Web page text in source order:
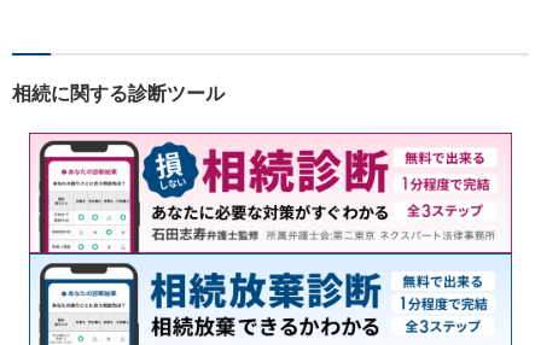
です。 ご相談を躊躇われてい
らしてください。
相続に関する診断ツール